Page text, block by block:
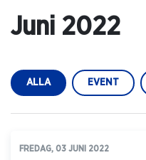
Juni 2022
ALLA EVENT
FREDAG, 03 JUNI 2022